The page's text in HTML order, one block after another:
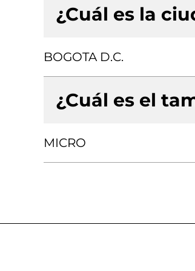
¿Cuál es la
BOGOTA D.C.
¿Cuál es el
MICRO